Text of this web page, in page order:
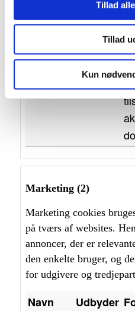
Tillad
Tillad
Kun
onsent
Cookieb
ot
Marketing (2)
Marketing cookies
på tværs af websites.
annoncer, der er
den enkelte bruger, og
for udgivere og
Navn Udbyder